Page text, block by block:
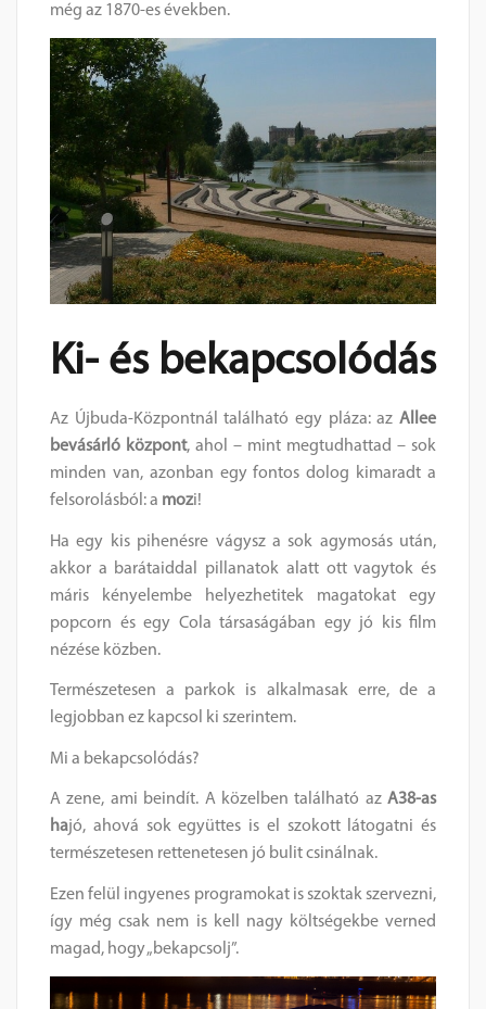
még az 1870-es években.
Ki- és bekapcsolódás
Az Újbuda-Központnál található egy pláza: az Allee
bevásárló központ, ahol – mint megtudhattad – sok
minden van, azonban egy fontos dolog kimaradt a
felsorolásból: a mozi!
Ha egy kis pihenésre vágysz a sok agymosás után,
akkor a barátaiddal pillanatok alatt ott vagytok és
máris kényelembe helyezhetitek magatokat egy
popcorn és egy Cola társaságában egy jó kis film
nézése közben.
Természetesen a parkok is alkalmasak erre, de a
legjobban ez kapcsol ki szerintem.
Mi a bekapcsolódás?
A zene, ami beindít. A közelben található az A38-as
hajó, ahová sok együttes is el szokott látogatni és
természetesen rettenetesen jó bulit csinálnak.
Ezen felül ingyenes programokat is szoktak szervezni,
így még csak nem is kell nagy költségekbe verned
magad, hogy „bekapcsolj”.